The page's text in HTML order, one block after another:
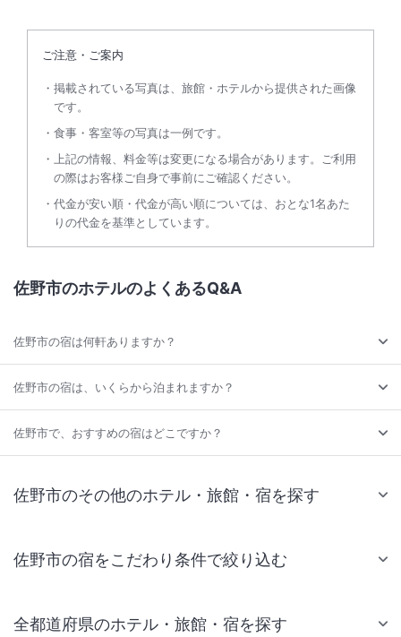
ご注意・ご案内
掲載されている写真は、旅館・ホテルから提供された画像
です。
食事・客室等の写真は一例です。
上記の情報、料金等は変更になる場合があります。ご利用
の際はお客様ご自身で事前にご確認ください。
代金が安い順・代金が高い順については、おとな1名あた
りの代金を基準としています。
佐野市のホテルのよくあるQ&A
佐野市の宿は何軒ありますか？
佐野市の宿は、いくらから泊まれますか？
佐野市で、おすすめの宿はどこですか？
佐野市のその他のホテル・旅館・宿を探す
佐野市の宿をこだわり条件で絞り込む
全都道府県のホテル・旅館・宿を探す